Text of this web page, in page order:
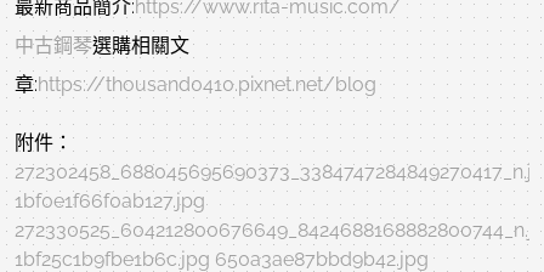
最新商品簡介:https://www.rita-music.com/
中古鋼琴選購相關文
章:https://thousand0410.pixnet.net/blog
附件：
1bf0e1f66f0ab127.jpg
1bf25c1b9fbe1b6c.jpg 650a3ae87bbd9b42.jpg